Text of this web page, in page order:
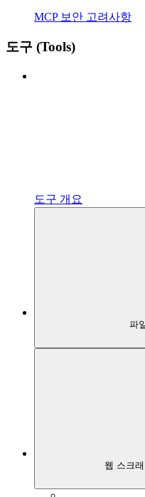
MCP 보안 고려사항
도구 (Tools)
도구 개요
파
웹 스크